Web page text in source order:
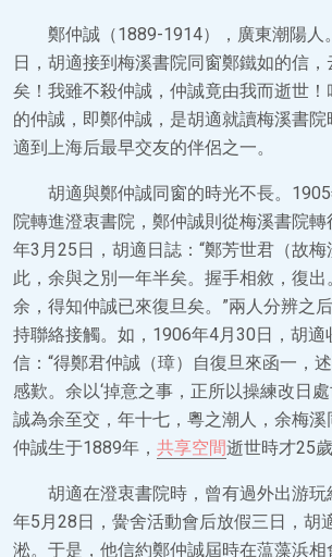
鄭仲誠（1889-1914），廣東潮陽人
日，胡適接到梅溪書院同窗鄭鐵如的信，
矣！我雖不殺仲誠，仲誠竟由我而逝世！
的仲誠，即鄭仲誠，是胡適就讀梅溪書
適到上海后最早交友的伴侶之一。
胡適與鄭仲誠同窗的時光不長。
院轉進澄衷書院，鄭仲誠則從梅溪書院
年3月25日，胡適日誌：“鄭芳世君（故
此，余與之別一年半矣。握手相敘，復
余，得知仲誠已來復旦矣。”兩人分辨之
持聯絡接觸。如，1906年4月30日，胡適
信：“得鄭君仲誠（璋）自復旦來函一，
感歎。余以‘掉意之事，正所以操練改日
誠為余至交，年十七，粵之潮人，余梅溪
仲誠生于1889年， 共享空間逝世時才25歲
胡適在澄衷書院時，曾有過外出游
年5月28日，黌舍活動會后放假三日，胡
淞。于是，他信約鄭仲誠屆時在蕰藻浜